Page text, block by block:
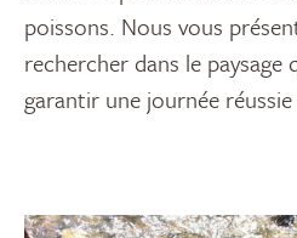
poissons. Nous vous
rechercher dans le paysage
garantir une journée réussie